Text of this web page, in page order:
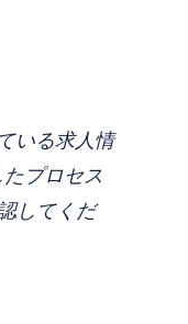
いる求人情
プロセス
してくだ